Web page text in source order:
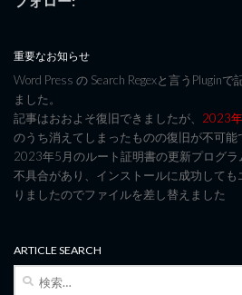
重要なお知らせ
Word Press の Search Regexと言うPlugin
ました。
記事はおおよそ復旧できましたが、 2023
のうち消えてしまったものの復旧が不可能
2023年5月のルート証明書の更新プログ
不具合があり、インストールに成功して
りましたのでファイルを差し替えました
ARTICLE SEARCH
検